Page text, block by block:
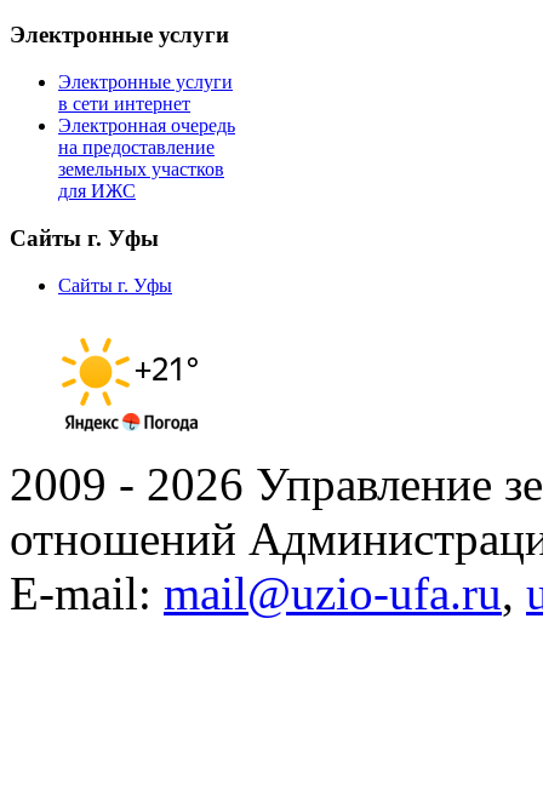
Электронные услуги
Электронные услуги
в сети интернет
Электронная очередь
на предоставление
земельных участков
для ИЖС
Сайты г. Уфы
Сайты г. Уфы
2009 - 2026 Управление
отношений
E-mail: mail@uzio-ufa.ru,